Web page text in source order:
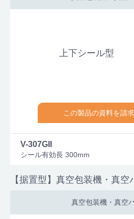
上下シール型
この製品の資料を請求
V-307GII
シール有効長 300mm
【据置型】真空包装機・真空
真空包装機・真空